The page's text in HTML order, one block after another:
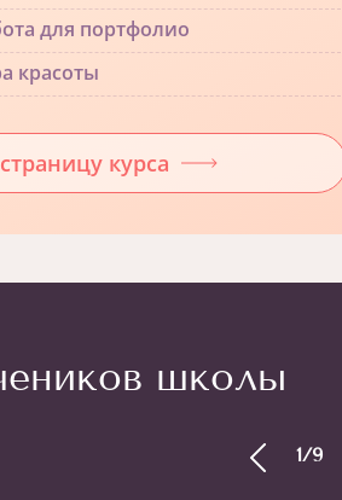
для портфолио
красоты
курса
школы
1/9